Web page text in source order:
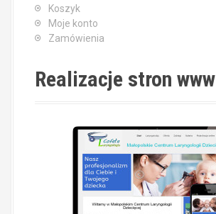
Koszyk
Moje konto
Zamówienia
Realizacje stron www